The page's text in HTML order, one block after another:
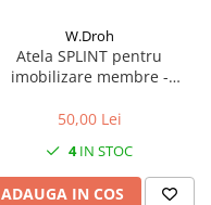
W.Droh
Atela SPLINT pentru
imobilizare membre -
radio-transparenta - rola
50,00 Lei
4IN STOC
ADAUGA IN COS